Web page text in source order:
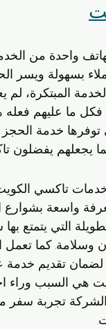
واحدة من
بسهولة
المبتكرة، لم
ما عليهم
توفرها خدمة
يجعلهم يفضلون
خدمات تاكسي
واسعة
التي يتمتع
وسلامة. كما
لضمان تقديم خدمة
هي السبب وراء
تجربة سفر